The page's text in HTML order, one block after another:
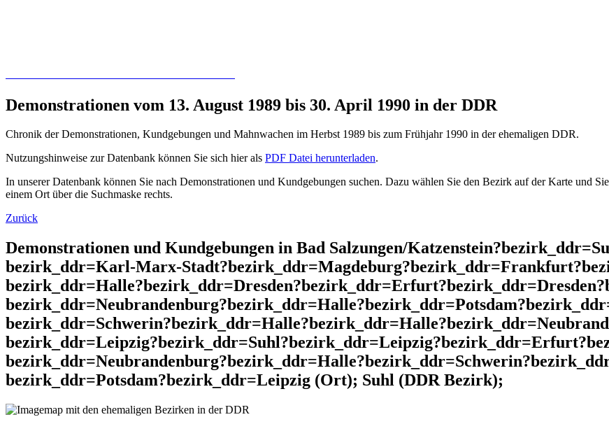
Demonstrationen vom 13. August 1989 bis 30. April 1990 in der DDR
Chronik der Demonstrationen, Kundgebungen und Mahnwachen im Herbst 1989 bis zum Frühjahr 1990 in der ehemaligen DDR.
Nutzungshinweise zur Datenbank können Sie sich hier als PDF Datei herunterladen.
In unserer Datenbank können Sie nach Demonstrationen und Kundgebungen suchen. Dazu wählen Sie den Bezirk auf der Karte und
einem Ort über die Suchmaske rechts.
Zurück
Demonstrationen und Kundgebungen in Bad Salzungen/
bezirk_ddr=Karl-Marx-
bezirk_ddr=Potsdam?bezirk_ddr=Leipzig (Ort); Suhl (DDR Bezirk);